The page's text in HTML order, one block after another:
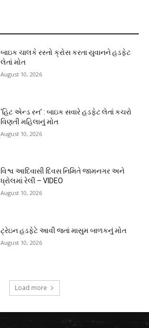
બાઇક ચાલકે રસ્તો ક્રોસ કરતા યુવાનને હડફેટ
લેતાં મોત
August 10, 2026
‘હિટ એન્ડ રન’ : બાઇક સવારે હડફેટ લેતાં કચરો
વિણતી મહિલાનું મોત
August 10, 2026
વિશ્વ આદિવાસી દિવસ નિમિતે જામનગર અને
ધ્રોલમાં રેલી – VIDEO
August 10, 2026
ટ્રેઇન હડફેટે આવી જતાં માસુમ બાળકનું મોત
August 10, 2026
Load more